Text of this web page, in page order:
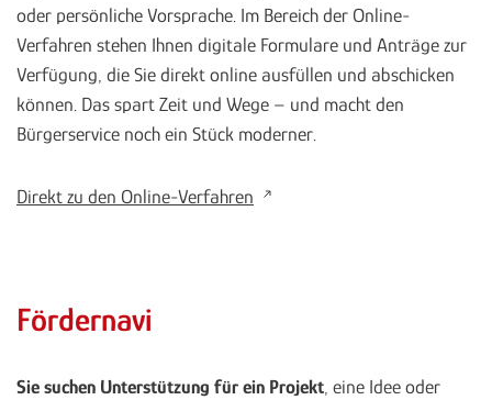
oder persönliche Vorsprache. Im Bereich der Online-
Verfahren stehen Ihnen digitale Formulare und Anträge zur
Verfügung, die Sie direkt online ausfüllen und abschicken
können. Das spart Zeit und Wege – und macht den
Bürgerservice noch ein Stück moderner.
Direkt zu den Online-Verfahren
Fördernavi
Sie suchen Unterstützung für ein Projekt, eine Idee oder